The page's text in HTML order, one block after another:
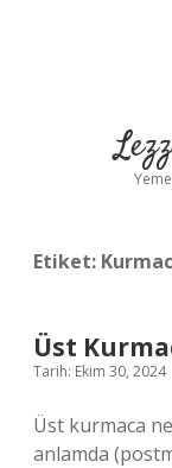
Etiket:
Üst
Tarih: Ekim 30, 2024
Üst kurmaca
anlamda